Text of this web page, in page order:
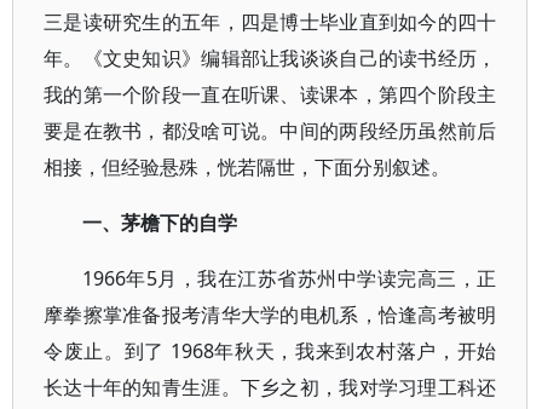
三是读研究生的五年，四是博士毕业直到如今的四十
年。《文史知识》编辑部让我谈谈自己的读书经历，
我的第一个阶段一直在听课、读课本，第四个阶段主
要是在教书，都没啥可说。中间的两段经历虽然前后
相接，但经验悬殊，恍若隔世，下面分别叙述。
一、茅檐下的自学
1966年5月，我在江苏省苏州中学读完高三，正
摩拳擦掌准备报考清华大学的电机系，恰逢高考被明
令废止。到了 1968年秋天，我来到农村落户，开始
长达十年的知青生涯。下乡之初，我对学习理工科还